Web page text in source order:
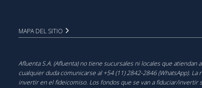
MAPA DEL SITIO
Afluenta S.A. (Afluenta) no tiene sucursales ni locales que
cualquier duda comunicarse al +54 (11) 2842-2846 (WhatsApp).
invertir en el fideicomiso. Los fondos que se van a fiduciar/